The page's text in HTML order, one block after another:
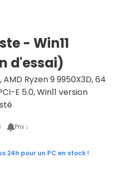
- Win11
d'essai)
Ryzen 9 9950X3D, 64
E 5.0, Win11 version
Prix ↓
24h pour un PC en stock !